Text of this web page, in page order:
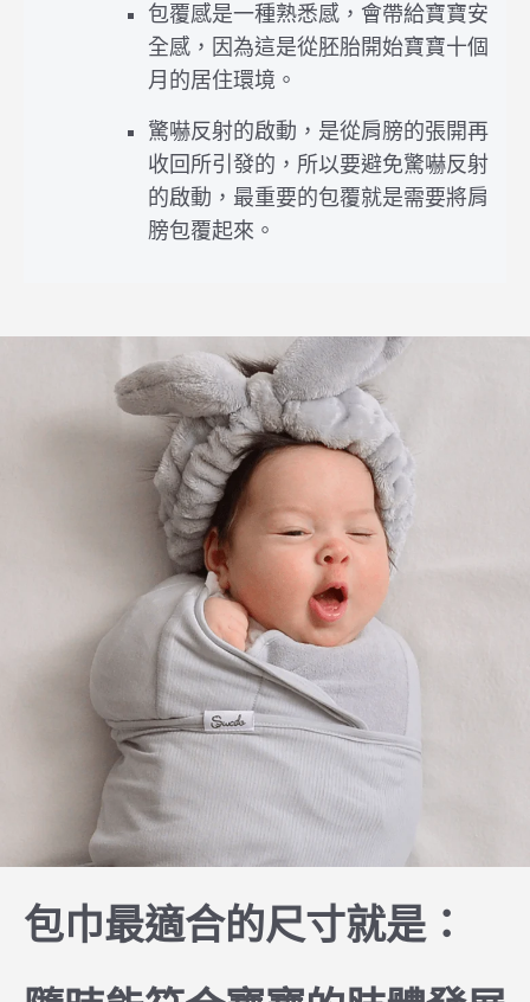
包覆感是一種熟悉感，會帶給寶寶安
全感，因為這是從胚胎開始寶寶十個
月的居住環境。
驚嚇反射的啟動，是從肩膀的張開再
收回所引發的，所以要避免驚嚇反射
的啟動，最重要的包覆就是需要將肩
膀包覆起來。
包巾最適合的尺寸就是：